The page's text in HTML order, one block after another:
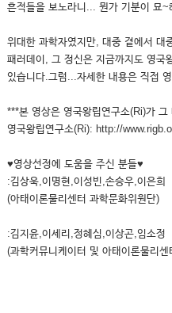
흔적들을 보노라니... 뭔가 기분이 묘~
위대한 과학자였지만, 대중 곁에서 대
패러데이, 그 정신은 지금까지도 영국
있습니다.그럼...자세한 내용은 직접
***본 영상은 영국왕립연구소(Ri)가
영국왕립연구소(Ri): http://
♥영상선정에 도움을 주신 분들♥
:김상욱,이명현,이성빈,손승우,이은희
(아태이론물리센터 과학문화위원단)
:김지윤,이세리,정혜심,이상곤,임소정
(과학커뮤니케이터 및 아태이론물리